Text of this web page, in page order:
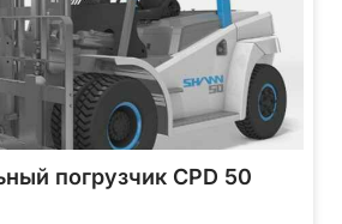
погрузчик CPD 50